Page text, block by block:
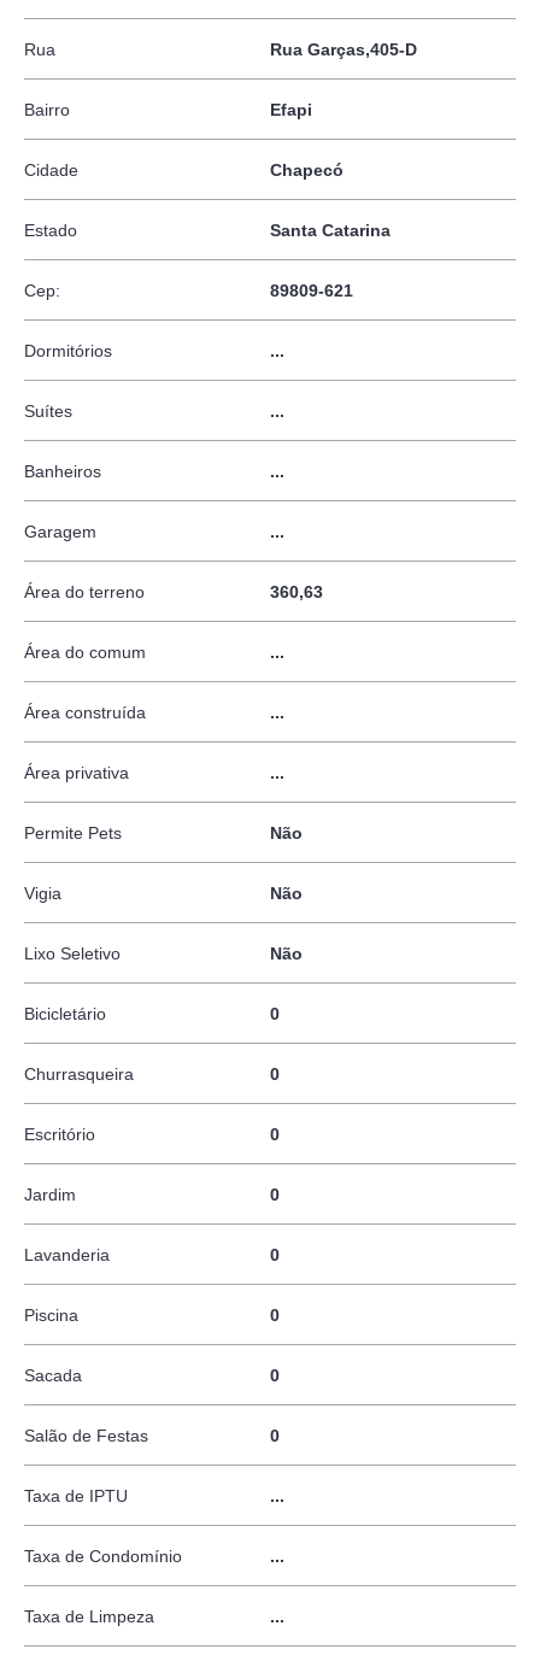
Rua Rua Garças,405-D
Bairro Efapi
Cidade Chapecó
Estado Santa Catarina
Cep: 89809-621
Dormitórios ...
Suítes ...
Banheiros ...
Garagem ...
Área do terreno 360,63
Área do comum ...
Área construída ...
Área privativa ...
Permite Pets Não
Vigia Não
Lixo Seletivo Não
Bicicletário 0
Churrasqueira 0
Escritório 0
Jardim 0
Lavanderia 0
Piscina 0
Sacada 0
Salão de Festas 0
Taxa de IPTU ...
Taxa de Condomínio ...
Taxa de Limpeza ...